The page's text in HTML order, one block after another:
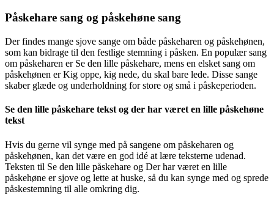
Påskehare sang og påskehøne sang
Der findes mange sjove sange om både påskeharen og påskehønen,
som kan bidrage til den festlige stemning i påsken. En populær sang
om påskeharen er Se den lille påskehare, mens en elsket sang om
påskehønen er Kig oppe, kig nede, du skal bare lede. Disse sange
skaber glæde og underholdning for store og små i påskeperioden.
Se den lille påskehare tekst og der har været en lille påskehøne
tekst
Hvis du gerne vil synge med på sangene om påskeharen og
påskehønen, kan det være en god idé at lære teksterne udenad.
Teksten til Se den lille påskehare og Der har været en lille
påskehøne er sjove og lette at huske, så du kan synge med og sprede
påskestemning til alle omkring dig.